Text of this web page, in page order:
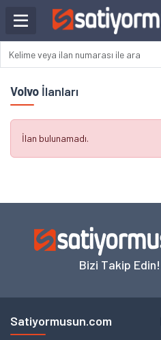
Volvo İlanları
İlan bulunamadı.
Bizi Takip Edin!
Satiyormusun.com